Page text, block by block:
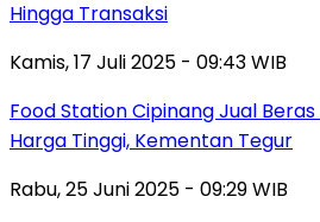
Hingga Transaksi
Kamis, 17 Juli 2025 - 09:43 WIB
Food Station Cipinang Jual
Harga Tinggi, Kementan Tegur
Rabu, 25 Juni 2025 - 09:29 WIB